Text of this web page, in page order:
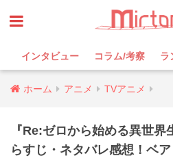
インタビュー コラム/考察 ラ
ホーム アニメ TVアニメ
『Re:ゼロから始める異世
らすじ・ネタバレ感想！ベ